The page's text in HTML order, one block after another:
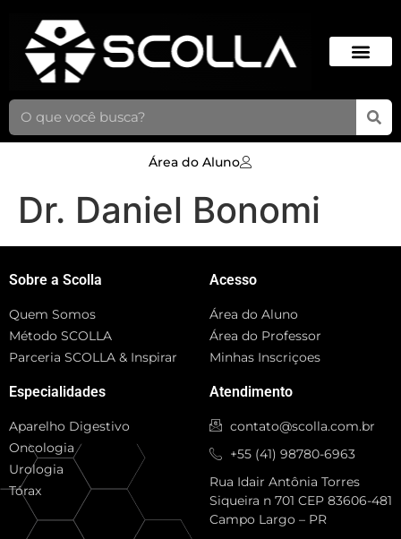
Área do Aluno
Dr. Daniel Bonomi
Sobre a Scolla
Quem Somos
Método SCOLLA
Parceria SCOLLA & Inspirar
Especialidades
Aparelho Digestivo
Oncologia
Urologia
Tórax
Acesso
Área do Aluno
Área do Professor
Minhas Inscriçoes
Atendimento
contato@scolla.com.br
+55 (41) 98780-6963
Rua Idair Antônia Torres
Siqueira n 701 CEP 83606-481
Campo Largo – PR